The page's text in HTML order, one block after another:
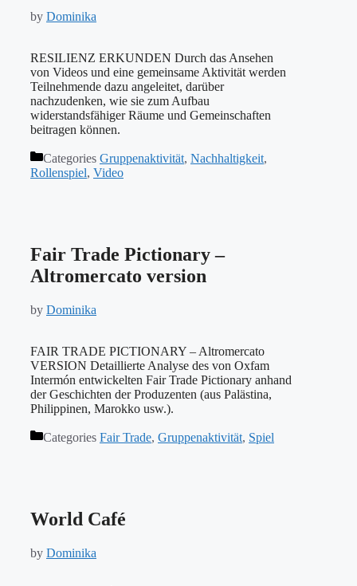
by Dominika
RESILIENZ ERKUNDEN Durch das Ansehen
von Videos und eine gemeinsame Aktivität werden
Teilnehmende dazu angeleitet, darüber
nachzudenken, wie sie zum Aufbau
widerstandsfähiger Räume und Gemeinschaften
beitragen können.
Categories Gruppenaktivität, Nachhaltigkeit,
Rollenspiel, Video
Fair Trade Pictionary –
Altromercato version
by Dominika
FAIR TRADE PICTIONARY – Altromercato
VERSION Detaillierte Analyse des von Oxfam
Intermón entwickelten Fair Trade Pictionary anhand
der Geschichten der Produzenten (aus Palästina,
Philippinen, Marokko usw.).
Categories Fair Trade, Gruppenaktivität, Spiel
World Café
by Dominika